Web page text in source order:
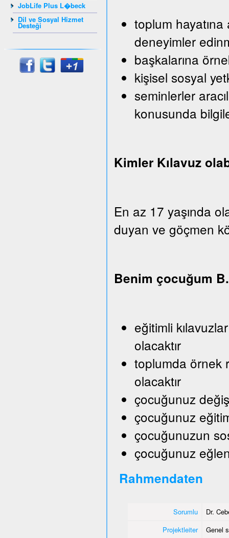
JobLife Plus L�beck
Dil ve Sosyal Hizmet
Desteği
toplum hayatına
deneyimler
başkalarına
kişisel sosyal
seminlerler
konusunda
Kimler Kılavuz
En az 17 yaşında
duyan ve göçmen
Benim çocuğum
eğitimli
olacaktır
toplumda örnek
olacaktır
çocuğunuz
çocuğunuz
çocuğunuzun
çocuğunuz
Rahmendaten
Sorumlu
Dr.
Projektleiter
Genel